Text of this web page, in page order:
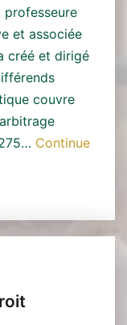
professeure
et associée
créé et dirigé
couvre
Continue